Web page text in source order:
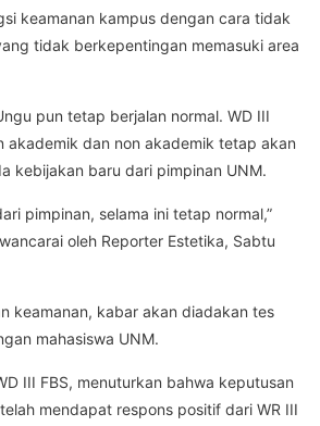
keamanan kampus dengan cara tidak
tidak berkepentingan memasuki area
pun tetap berjalan normal. WD III
akademik dan non akademik tetap akan
kebijakan baru dari pimpinan UNM.
pimpinan, selama ini tetap normal,”
oleh Reporter Estetika, Sabtu
keamanan, kabar akan diadakan tes
mahasiswa UNM.
III FBS, menuturkan bahwa keputusan
mendapat respons positif dari WR III